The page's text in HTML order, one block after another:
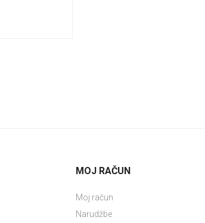
MOJ RAČUN
Moj račun
Narudžbe